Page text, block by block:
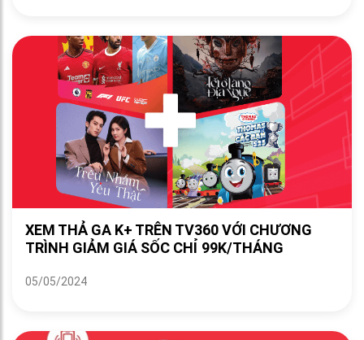
XEM THẢ GA K+ TRÊN TV360 VỚI CHƯƠNG
TRÌNH GIẢM GIÁ SỐC CHỈ 99K/THÁNG
05/05/2024